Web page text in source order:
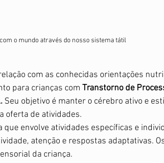
o mundo através do nosso sistema tátil
com as conhecidas orientações
para crianças com Transtorno de
Seu objetivo é manter o cérebro ativo e
oferta de atividades.
que envolve atividades específicas e
atenção e respostas adaptativas.
da criança.